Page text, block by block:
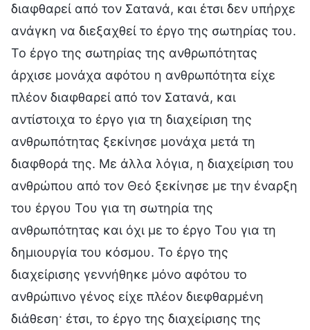
διαφθαρεί από τον Σατανά, και έτσι δεν υπήρχε
ανάγκη να διεξαχθεί το έργο της σωτηρίας του.
Το έργο της σωτηρίας της ανθρωπότητας
άρχισε μονάχα αφότου η ανθρωπότητα είχε
πλέον διαφθαρεί από τον Σατανά, και
αντίστοιχα το έργο για τη διαχείριση της
ανθρωπότητας ξεκίνησε μονάχα μετά τη
διαφθορά της. Με άλλα λόγια, η διαχείριση του
ανθρώπου από τον Θεό ξεκίνησε με την έναρξη
του έργου Του για τη σωτηρία της
ανθρωπότητας και όχι με το έργο Του για τη
δημιουργία του κόσμου. Το έργο της
διαχείρισης γεννήθηκε μόνο αφότου το
ανθρώπινο γένος είχε πλέον διεφθαρμένη
διάθεση· έτσι, το έργο της διαχείρισης της